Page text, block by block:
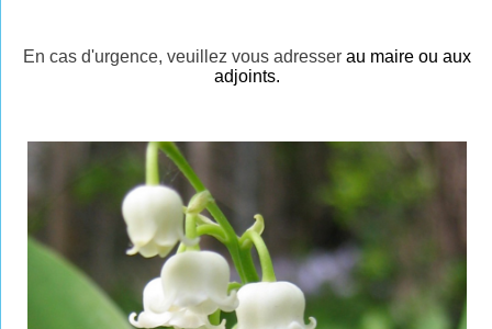
En cas d'urgence, veuillez vous adresser au maire ou aux
adjoints.